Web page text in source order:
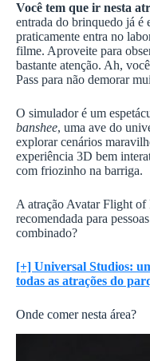
Você tem que ir nesta
entrada do brinquedo já é
praticamente entra no
filme. Aproveite para
bastante atenção. Ah,
Pass para não demorar
O simulador é um
banshee, uma ave do
explorar cenários
experiência 3D bem
com friozinho na barriga.
A atração Avatar Flight of
recomendada para
combinado?
[+] Universal Studios:
todas as atrações do
Onde comer nesta área?